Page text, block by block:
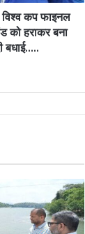
कप फाइनल
को हराकर बना
बधाई…..